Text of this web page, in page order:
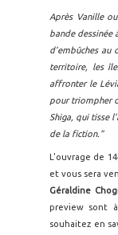
Après Vanille
bande dessinée
d’embûches
territoire, les
affronter le
pour triompher
Shiga, qui tisse
de la fiction."
L'ouvrage de
et vous sera
Géraldine
preview sont
souhaitez en